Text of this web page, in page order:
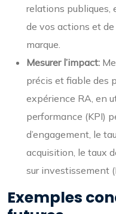
relations publiques,
de vos actions et de
marque.
Mesurer l’impact:
précis et fiable des
expérience RA, en
performance (KPI)
d’engagement, le
acquisition, le taux
sur investissement
Exemples